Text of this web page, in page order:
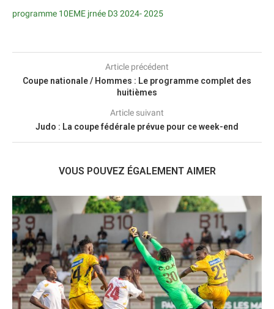
programme 10EME jrnée D3 2024- 2025
Article précédent
Coupe nationale / Hommes : Le programme complet des
huitièmes
Article suivant
Judo : La coupe fédérale prévue pour ce week-end
VOUS POUVEZ ÉGALEMENT AIMER